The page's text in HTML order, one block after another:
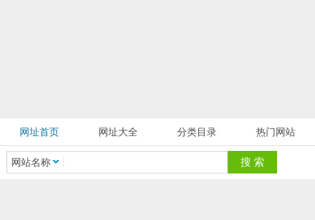
网址首页 网址大全 分类目录 热门网站
网站名称